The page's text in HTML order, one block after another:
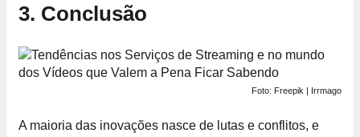
3. Conclusão
Foto: Freepik | Irrmago
A maioria das inovações nasce de lutas e conflitos, e